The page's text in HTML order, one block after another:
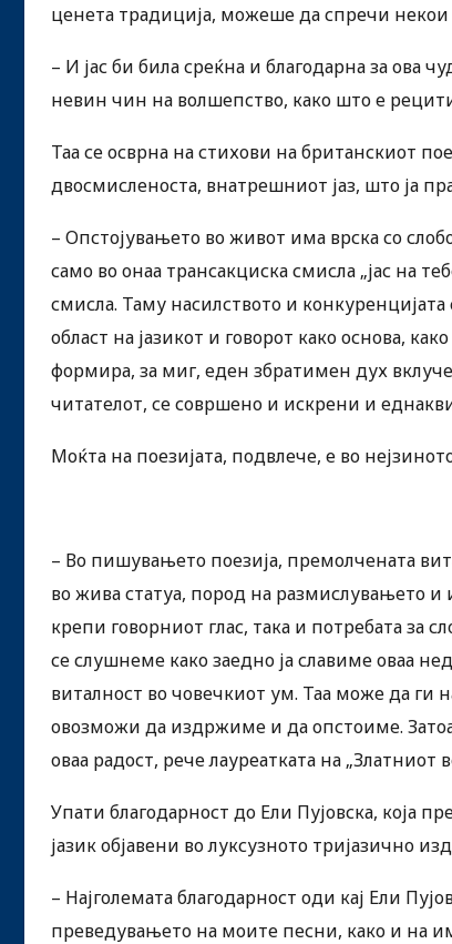
ценета традиција, можеше да спречи некои
– И јас би била среќна и благодарна за ова
невин чин на волшепство, како што е
Таа се осврна на стихови на британскиот
двосмисленоста, внатрешниот јаз, што ја
– Опстојувањето во живот има врска со
само во онаа трансакциска смисла „јас на
смисла. Таму насилството и
област на јазикот и говорот како основа,
формира, за миг, еден збратимен дух
читателот, се совршено и искрени и
Моќта на поезијата, подвлече, е во
– Во пишувањето поезија, премолчената
во жива статуа, пород на размислувањето
крепи говорниот глас, така и потребата за
се слушнеме како заедно ја славиме оваа
виталност во човечкиот ум. Таа може да ги
овозможи да издржиме и да опстоиме.
оваа радост, рече лауреатката на
Упати благодарност до Ели Пујовска, која
јазик објавени во луксузното тријазично
– Најголемата благодарност оди кај Ели
преведувањето на моите песни, како и на